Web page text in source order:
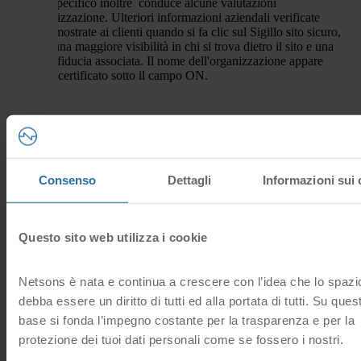
Consenso Dettagli Informazioni sui
Questo sito web utilizza i cookie
Netsons è nata e continua a crescere con l’idea che lo
debba essere un diritto di tutti ed alla portata di tutti. Su
base si fonda l’impegno costante per la trasparenza e per la
protezione dei tuoi dati personali come se fossero i nostri.
sull’organizzazione. Ulteriori informazioni aziendali verificate
vengono mostrate ai clienti quando si fa clic sul Sigillo sito sicuro,
offrendo una maggiore visibilità in chi si trova dietro il sito e una
maggiore fiducia associata. Il nome dell'organizzazione appare
certificato sotto il campo ON.